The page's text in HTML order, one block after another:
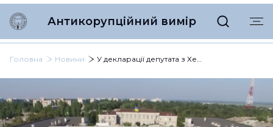
Антикорупційний вимір
Головна Новини У декларації депутата з Херсона знайшли недостовірних даних на понад 10 мільйонів: пояснює окупацією